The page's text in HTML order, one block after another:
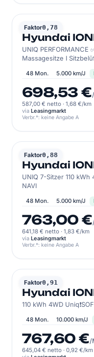
Faktor0,78
HYUNDAI
Hyundai
UNIQ PERFORMANCE
Massagesitze I
48 Mon. 5.000 km/J
698,53 €
587,00 € netto · 1,68 €/km
via Leasingmarkt
Verbr.*: keine Angabe A
Faktor0,88
HYUNDAI
Hyundai
UNIQ 7-Sitzer 110 kWh
NAVI
48 Mon. 5.000 km/J
763,00 €
641,18 € netto · 1,83 €/km
via Leasingmarkt
Verbr.*: keine Angabe A
Faktor0,91
HYUNDAI
Hyundai
110 kWh 4WD
48 Mon. 10.000 km/J
767,60 €/
645,04 € netto · 0,92 €/km